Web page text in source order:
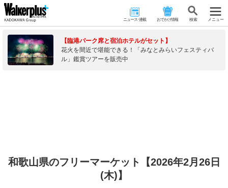
ニュース･連載 おでかけ情報 検 索 メニュー
【臨港パーク席と宿泊ホテルがセット】
花火を間近で堪能できる！「みなとみらいフェスティバ
ル」鑑賞ツアーを販売中
和歌山県のフリーマーケット【2026年2月26日
(木)】